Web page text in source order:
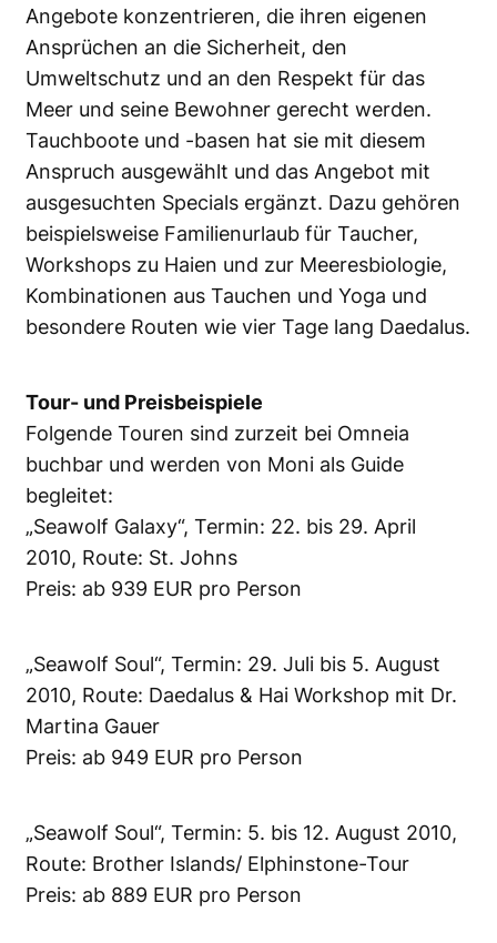
Angebote konzentrieren, die ihren eigenen
Ansprüchen an die Sicherheit, den
Umweltschutz und an den Respekt für das
Meer und seine Bewohner gerecht werden.
Tauchboote und -basen hat sie mit diesem
Anspruch ausgewählt und das Angebot mit
ausgesuchten Specials ergänzt. Dazu gehören
beispielsweise Familienurlaub für Taucher,
Workshops zu Haien und zur Meeresbiologie,
Kombinationen aus Tauchen und Yoga und
besondere Routen wie vier Tage lang Daedalus.
Tour- und Preisbeispiele
Folgende Touren sind zurzeit bei Omneia
buchbar und werden von Moni als Guide
begleitet:
„Seawolf Galaxy“, Termin: 22. bis 29. April
2010, Route: St. Johns
Preis: ab 939 EUR pro Person
„Seawolf Soul“, Termin: 29. Juli bis 5. August
2010, Route: Daedalus & Hai Workshop mit Dr.
Martina Gauer
Preis: ab 949 EUR pro Person
„Seawolf Soul“, Termin: 5. bis 12. August 2010,
Route: Brother Islands/ Elphinstone-Tour
Preis: ab 889 EUR pro Person